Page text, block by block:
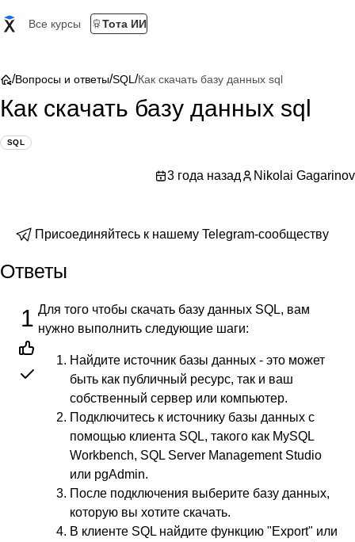
Все курсы Тота ИИ
/Вопросы и ответы/SQL /Как скачать базу данных sql
Как скачать базу данных sql
SQL
3 года назад Nikolai Gagarinov
Присоединяйтесь к нашему Telegram-сообществу
Ответы
1 Для того чтобы скачать базу данных SQL, вам
нужно выполнить следующие шаги:
Найдите источник базы данных - это может
быть как публичный ресурс, так и ваш
собственный сервер или компьютер.
Подключитесь к источнику базы данных с
помощью клиента SQL, такого как MySQL
Workbench, SQL Server Management Studio
или pgAdmin.
После подключения выберите базу данных,
которую вы хотите скачать.
В клиенте SQL найдите функцию "Export" или